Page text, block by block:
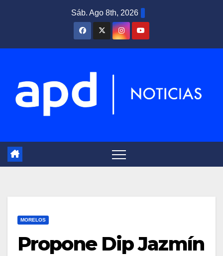
Sáb. Ago 8th, 2026
MORELOS
Propone Dip Jazmín